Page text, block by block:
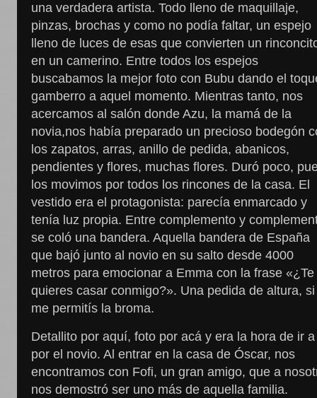
una verdadera artista. Todo lleno de maquillaje,
pinzas, brochas y como no podía faltar, un espejo
lleno de luces de esas que convierten un
en un camerino. Entre todos los espejos
buscabamos la mejor foto con Bubu dando el
gamberro a aquel momento. Mientras tanto, nos
acercamos al salón donde Azu, la mamá de la
novia,nos había preparado un precioso bodegón
los zapatos, arras, anillo de pedida, abanicos,
pendientes y flores, muchas flores. Duró poco,
los movimos por todos los rincones de la casa. El
vestido era el protagonista: parecía enmarcado y
tenía luz propia. Entre complemento y
se coló una bandera. Aquella bandera de España
que bajó junto al novio en su salto desde 4000
metros para emocionar a Emma con la frase «¿Te
quieres casar conmigo?». Una pedida de altura, si
me permitís la broma.
Detallito por aquí, foto por acá y era la hora de ir a
por el novio. Al entrar en la casa de Óscar, nos
encontramos con Fofi, un gran amigo, que a
nos demostró ser uno más de aquella familia.